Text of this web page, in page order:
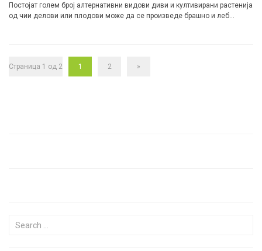
Постојат голем број алтернативни видови диви и култивирани растенија
од чии делови или плодови може да се произведе брашно и леб…
Страница 1 од 2 1 2 »
Search for: